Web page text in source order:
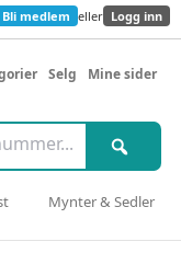
Bli medlem eller Logg inn
Selg Mine sider
Mynter & Sedler